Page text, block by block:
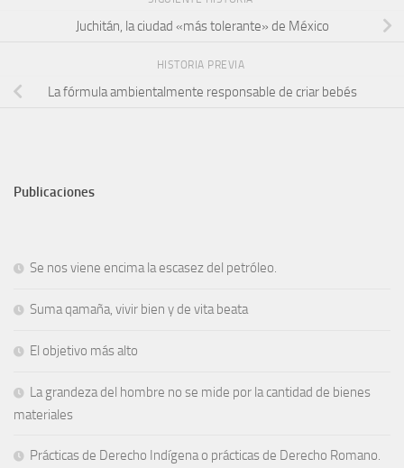
Juchitán, la ciudad «más tolerante» de México
HISTORIA PREVIA
La fórmula ambientalmente responsable de criar bebés
Publicaciones
Se nos viene encima la escasez del petróleo.
Suma qamaña, vivir bien y de vita beata
El objetivo más alto
La grandeza del hombre no se mide por la cantidad de bienes
materiales
Prácticas de Derecho Indígena o prácticas de Derecho Romano.